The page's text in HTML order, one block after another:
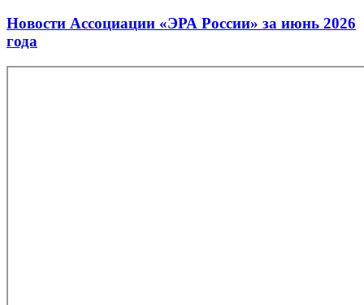
Новости Ассоциации «ЭРА России» за июнь 2026
года